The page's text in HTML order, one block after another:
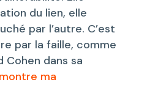
du lien, elle
par l’autre. C’est
par la faille, comme
Cohen dans sa
ma